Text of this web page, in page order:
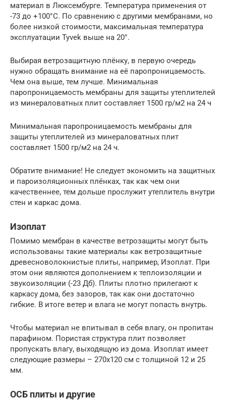
материал в Люксембурге. Температура применения от
-73 до +100°C. По сравнению с другими мембранами, но
более низкой стоимости, максимальная температура
эксплуатации Tyvek выше на 20°.
Выбирая ветрозащитную плёнку, в первую очередь
нужно обращать внимание на её паропроницаемость.
Чем она выше, тем лучше. Минимальная
паропроницаемость мембраны для защиты утеплителей
из минераловатных плит составляет 1500 гр/м2 на 24 ч
Минимальная паропроницаемость мембраны для
защиты утеплителей из минераловатных плит
составляет 1500 гр/м2 на 24 ч.
Обратите внимание! Не следует экономить на защитных
и пароизоляционных плёнках, так как чем они
качественнее, тем дольше прослужит утеплитель внутри
стен и каркас дома.
Изоплат
Помимо мембран в качестве ветрозащиты могут быть
использованы такие материалы как ветрозащитные
древесноволокнистые плиты, например, Изоплат. При
этом они являются дополнением к теплоизоляции и
звукоизоляции (-23 Дб). Плиты плотно прилегают к
каркасу дома, без зазоров, так как они достаточно
гибкие. В итоге ветер и влага не могут попасть внутрь.
Чтобы материал не впитывал в себя влагу, он пропитан
парафином. Пористая структура плит позволяет
пропускать влагу, выходящую из дома. Изоплат имеет
следующие размеры – 270х120 см с толщиной 12 и 25
мм.
ОСБ плиты и другие